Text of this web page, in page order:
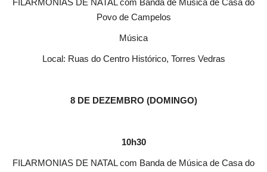
FILARMONIAS DE NATAL com Banda de Música de Casa do
Povo de Campelos
Música
Local: Ruas do Centro Histórico, Torres Vedras
8 DE DEZEMBRO (DOMINGO)
10h30
FILARMONIAS DE NATAL com Banda de Música de Casa do